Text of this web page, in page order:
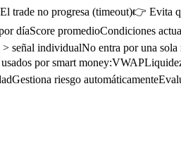
no progresa (timeout)👉 Evita
díaScore promedioCondiciones
señal individualNo entra por una
por smart
riesgo